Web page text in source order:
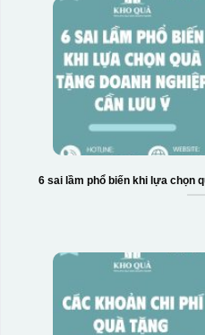
6 sai lầm phổ biến khi lựa chọn